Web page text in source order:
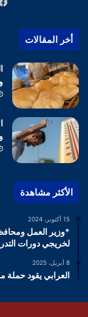
أخر المقالات
و38 درجة بالقاهرة
الأكثر مشاهدة
15 أكتوبر، 2024
*وزير العمل
لخريجي دورات
8 أبريل، 2025
العرابي يقود حملة